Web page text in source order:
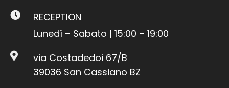
RECEPTION
Lunedì – Sabato | 15:00 – 19:00
via Costadedoi 67/B
39036 San Cassiano BZ